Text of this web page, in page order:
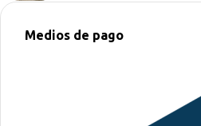
Medios de pago